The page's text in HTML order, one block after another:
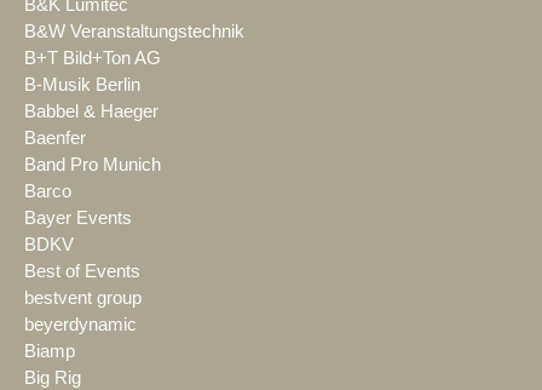
B&K Lumitec
B&W Veranstaltungstechnik
B+T Bild+Ton AG
B-Musik Berlin
Babbel & Haeger
Baenfer
Band Pro Munich
Barco
Bayer Events
BDKV
Best of Events
bestvent group
beyerdynamic
Biamp
Big Rig